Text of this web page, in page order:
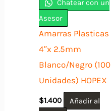
Chatear con un
Asesor
Amarras Plasticas
4″x 2.5mm
Blanco/Negro (100
Unidades) HOPEX
$1.400
Añadir al